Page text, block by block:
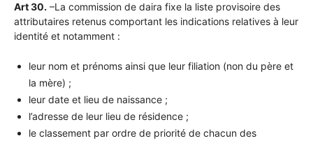
Art 30. –La commission de daira fixe la liste provisoire des
attributaires retenus comportant les indications relatives à leur
identité et notamment :
leur nom et prénoms ainsi que leur filiation (non du père et
la mère) ;
leur date et lieu de naissance ;
l’adresse de leur lieu de résidence ;
le classement par ordre de priorité de chacun des